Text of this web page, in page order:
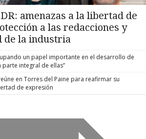
amenazas a la libertad de
a las redacciones y
de la industria
un papel importante en el desarrollo de
parte integral de ellas”
en Torres del Paine para reafirmar su
de expresión